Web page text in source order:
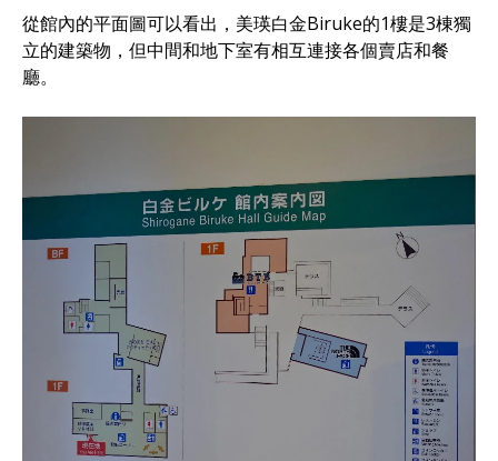
從館內的平面圖可以看出，美瑛白金Biruke的1樓是3棟獨
立的建築物，但中間和地下室有相互連接各個賣店和餐
廳。